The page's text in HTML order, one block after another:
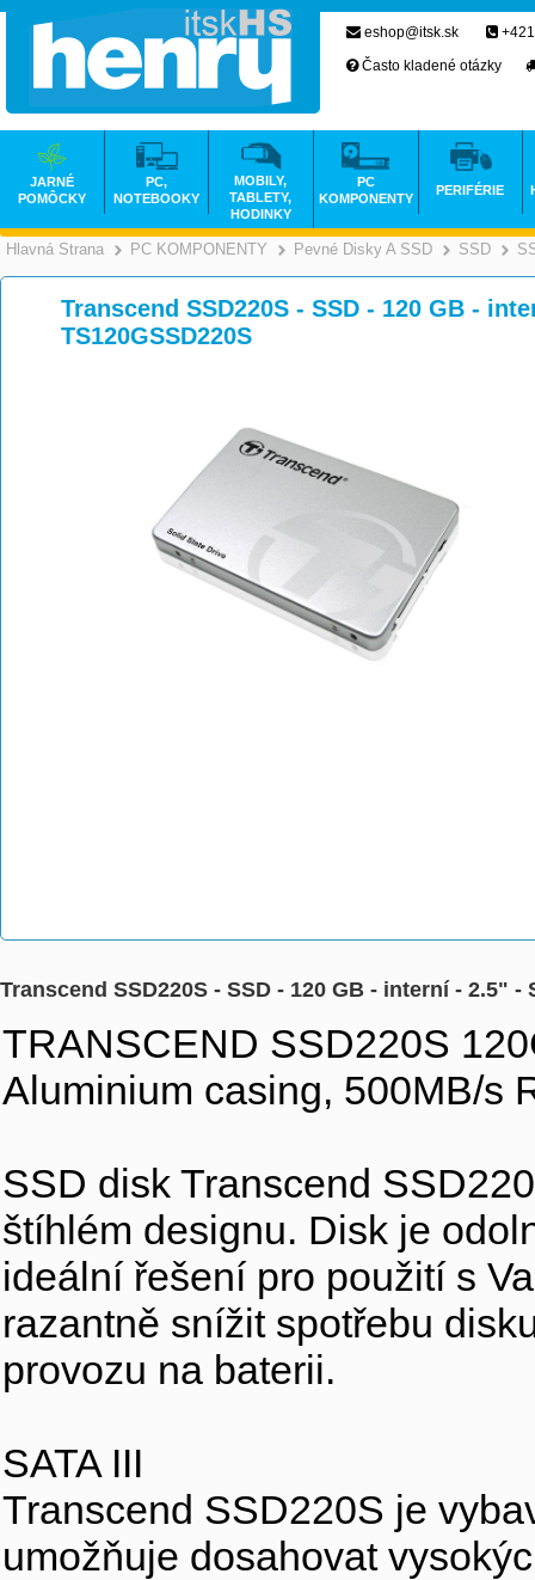
Hlavná Strana >
PC KOMPONENTY >
Pevné Disky A SSD SSD
Transcend SSD220S - SSD - 120 GB -
TS120GSSD220S
Transcend SSD220S - SSD - 120 GB - interní - 2.5" -
TRANSCEND SSD220S
Aluminium casing, 500MB/s
SSD disk Transcend
štíhlém designu. Disk je
ideální řešení pro použití s
razantně snížit spotřebu
provozu na baterii.
SATA III
Transcend SSD220S je
umožňuje dosahovat
eshop@itsk.sk
Často kladené otázky
JARNÉ
POMÔCKY
PC,
NOTEBOOKY
MOBILY,
TABLETY,
HODINKY
PC
KOMPONENTY
PERIFÉRIE